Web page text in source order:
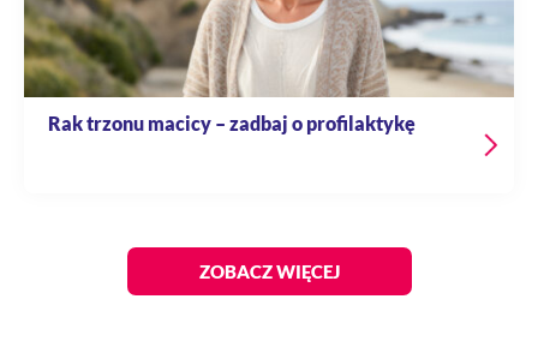
Rak trzonu macicy – zadbaj o profilaktykę
ZOBACZ WIĘCEJ